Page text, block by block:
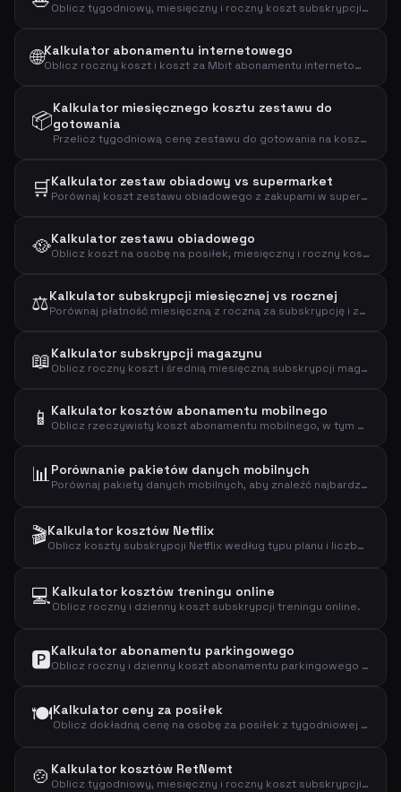
Oblicz tygodniowy, miesięczny i roczny koszt subskrypcji HelloFresh na podstawie porcji i przepisów.
🌐Kalkulator abonamentu internetowego
Oblicz roczny koszt i koszt za Mbit abonamentu internetowego, aby efektywnie porównać plany szerokopasmowe.
📦Kalkulator miesięcznego kosztu zestawu do
gotowania
Przelicz tygodniową cenę zestawu do gotowania na koszty miesięczne i roczne, aby zobaczyć pełny wpływ finansowy.
🛒Kalkulator zestaw obiadowy vs supermarket
Porównaj koszt zestawu obiadowego z zakupami w supermarkecie, aby zobaczyć miesięczną i roczną różnicę.
🥘Kalkulator zestawu obiadowego
Oblicz koszt na osobę na posiłek, miesięczny i roczny koszt subskrypcji zestawu obiadowego.
⚖️Kalkulator subskrypcji miesięcznej vs rocznej
Porównaj płatność miesięczną z roczną za subskrypcję i zobacz, ile oszczędzasz z planem rocznym.
📖Kalkulator subskrypcji magazynu
Oblicz roczny koszt i średnią miesięczną subskrypcji magazynu na podstawie ceny za numer.
📱 Kalkulator kosztów abonamentu mobilnego
Oblicz rzeczywisty koszt abonamentu mobilnego, w tym opłatę aktywacyjną, koszt roczny, dzienny i koszt za GB danych.
📊Porównanie pakietów danych mobilnych
Porównaj pakiety danych mobilnych, aby znaleźć najbardziej opłacalny plan w oparciu o rzeczywiste zużycie danych.
🎬Kalkulator kosztów Netflix
Oblicz koszty subskrypcji Netflix według typu planu i liczby użytkowników, aby poznać swoje wydatki miesięczne, roczne i dzienne.
💻Kalkulator kosztów treningu online
Oblicz roczny i dzienny koszt subskrypcji treningu online.
🅿️Kalkulator abonamentu parkingowego
Oblicz roczny i dzienny koszt abonamentu parkingowego i sprawdź, czy się opłaca.
🍽️Kalkulator ceny za posiłek
Oblicz dokładną cenę na osobę za posiłek z tygodniowej subskrypcji zestawu obiadowego.
🍲 Kalkulator kosztów RetNemt
Oblicz tygodniowy, miesięczny i roczny koszt subskrypcji zestawu obiadowego RetNemt.